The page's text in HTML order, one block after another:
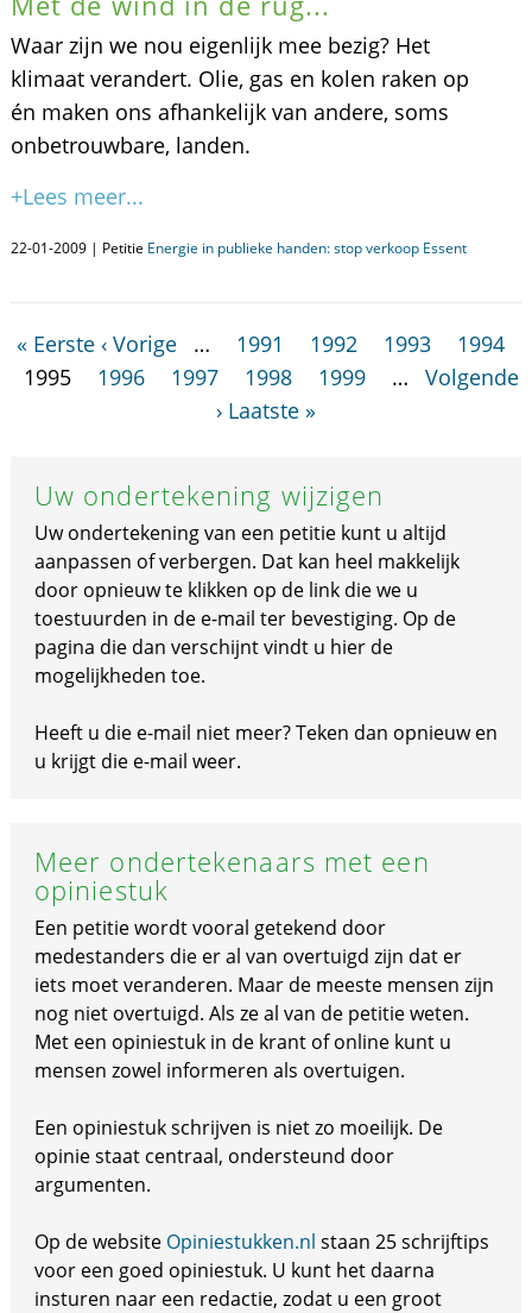
Waar zijn we nou eigenlijk mee bezig? Het
klimaat verandert. Olie, gas en kolen raken op
én maken ons afhankelijk van andere, soms
onbetrouwbare, landen.
+Lees meer...
22-01-2009 | Petitie Energie in publieke handen: stop verkoop Essent
« Eerste ‹ Vorige … 1991 1992 1993
1994
1995
1996 1997 1998 1999 …
Volgende
› Laatste »
Uw ondertekening wijzigen
Uw ondertekening van een petitie kunt u altijd
aanpassen of verbergen. Dat kan heel makkelijk
door opnieuw te klikken op de link die we u
toestuurden in de e-mail ter bevestiging. Op de
pagina die dan verschijnt vindt u hier de
mogelijkheden toe.
Heeft u die e-mail niet meer? Teken dan opnieuw en
u krijgt die e-mail weer.
Meer ondertekenaars met een
opiniestuk
Een petitie wordt vooral getekend door
medestanders die er al van overtuigd zijn dat er
iets moet veranderen. Maar de meeste mensen zijn
nog niet overtuigd. Als ze al van de petitie weten.
Met een opiniestuk in de krant of online kunt u
mensen zowel informeren als overtuigen.
Een opiniestuk schrijven is niet zo moeilijk. De
opinie staat centraal, ondersteund door
argumenten.
Op de website Opiniestukken.nl staan 25 schrijftips
voor een goed opiniestuk. U kunt het daarna
insturen naar een redactie, zodat u een groot